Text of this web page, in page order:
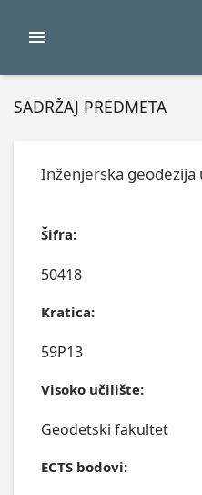
SADRŽAJ PREDMETA
Inženjerska geodezija
Šifra:
50418
Kratica:
59P13
Visoko učilište:
Geodetski fakultet
ECTS bodovi: